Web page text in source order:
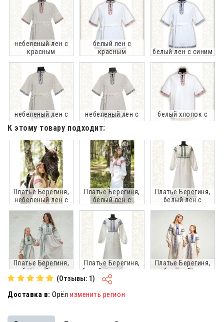
небеленый лен с
красным
белый лен с
красным
белый лен с синим
небеленый лен с
синим
небеленый лен с
зеленым
белый хлопок с
красным
К этому товару подходит:
Платье Берегиня,
небеленый лен с
Платье Берегиня,
белый лен с
Платье Берегиня,
белый лен с
Платье Берегиня,
небеленый лен с
зеленым
Платье Берегиня,
белый лен с синим
Платье Берегиня,
небеленый лен с
(Отзывы: 1)
Доставка в: Орёлизменить регион